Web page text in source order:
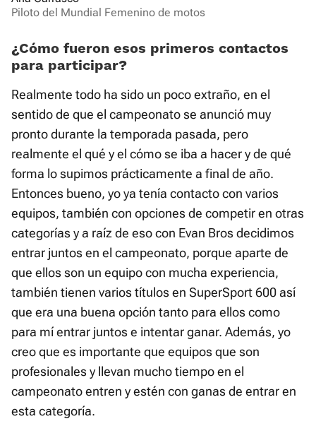
Piloto del Mundial Femenino de motos
¿Cómo fueron esos primeros contactos
para participar?
Realmente todo ha sido un poco extraño, en el
sentido de que el campeonato se anunció muy
pronto durante la temporada pasada, pero
realmente el qué y el cómo se iba a hacer y de qué
forma lo supimos prácticamente a final de año.
Entonces bueno, yo ya tenía contacto con varios
equipos, también con opciones de competir en otras
categorías y a raíz de eso con Evan Bros decidimos
entrar juntos en el campeonato, porque aparte de
que ellos son un equipo con mucha experiencia,
también tienen varios títulos en SuperSport 600 así
que era una buena opción tanto para ellos como
para mí entrar juntos e intentar ganar. Además, yo
creo que es importante que equipos que son
profesionales y llevan mucho tiempo en el
campeonato entren y estén con ganas de entrar en
esta categoría.